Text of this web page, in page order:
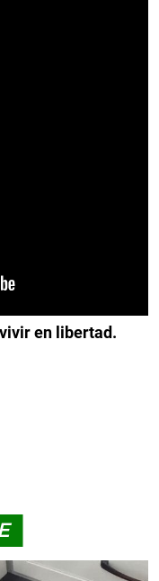
en libertad.